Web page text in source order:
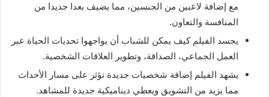
مع إضافة لاعبين من الجنسين، مما يضيف بعدا جديدا من
المنافسة والتعاون.
يجسد الفيلم كيف يمكن للشباب أن يواجهوا تحديات الحياة عبر
العمل الجماعي، الصداقة، وتطوير العلاقات الشخصية.
يشهد الفيلم إضافة شخصيات جديدة تؤثر على مسار الأحداث
مما يزيد من التشويق ويعطي ديناميكية جديدة للمشاهد.